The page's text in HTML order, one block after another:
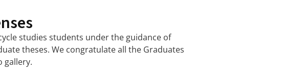
studies students under the guidance of
theses. We congratulate all the Graduates
gallery.